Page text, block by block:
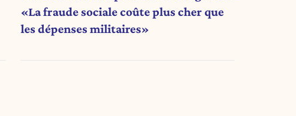
«La fraude sociale coûte plus cher que
les dépenses militaires»